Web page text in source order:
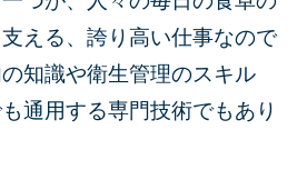
支える、誇り高い仕事なので
知識や衛生管理のスキル
通用する専門技術でもあり